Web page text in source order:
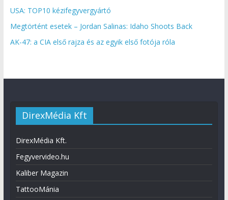
USA: TOP10 kézifegyvergyártó
Megtörtént esetek – Jordan Salinas: Idaho Shoots Back
AK-47: a CIA első rajza és az egyik első fotója róla
DirexMédia Kft
DirexMédia Kft.
Fegyvervideo.hu
Kaliber Magazin
TattooMánia